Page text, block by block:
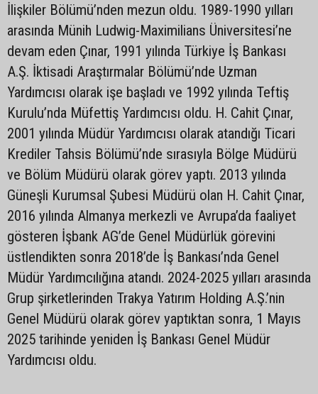
İlişkiler Bölümü’nden mezun oldu. 1989-1990 yılları
arasında Münih Ludwig-Maximilians Üniversitesi’ne
devam eden Çınar, 1991 yılında Türkiye İş Bankası
A.Ş. İktisadi Araştırmalar Bölümü’nde Uzman
Yardımcısı olarak işe başladı ve 1992 yılında Teftiş
Kurulu’nda Müfettiş Yardımcısı oldu. H. Cahit Çınar,
2001 yılında Müdür Yardımcısı olarak atandığı Ticari
Krediler Tahsis Bölümü’nde sırasıyla Bölge Müdürü
ve Bölüm Müdürü olarak görev yaptı. 2013 yılında
Güneşli Kurumsal Şubesi Müdürü olan H. Cahit Çınar,
2016 yılında Almanya merkezli ve Avrupa’da faaliyet
gösteren İşbank AG’de Genel Müdürlük görevini
üstlendikten sonra 2018’de İş Bankası’nda Genel
Müdür Yardımcılığına atandı. 2024-2025 yılları arasında
Grup şirketlerinden Trakya Yatırım Holding A.Ş.’nin
Genel Müdürü olarak görev yaptıktan sonra, 1 Mayıs
2025 tarihinde yeniden İş Bankası Genel Müdür
Yardımcısı oldu.